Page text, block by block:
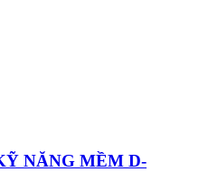
NĂNG MỀM D-